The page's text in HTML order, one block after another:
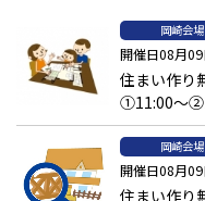
岡崎会場
開催日08月09
住まい作り
①11:00～
岡崎会場
開催日08月09
住まい作り